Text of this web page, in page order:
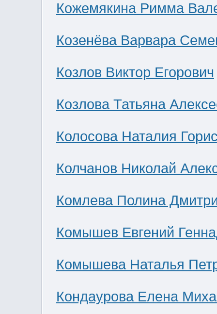
Кожемякина Римма
Козенёва Варвара
Козлов Виктор Егорович
Козлова Татьяна
Колосова Наталия
Колчанов Николай
Комлева Полина
Комышев Евгений
Комышева Наталья
Кондаурова Елена